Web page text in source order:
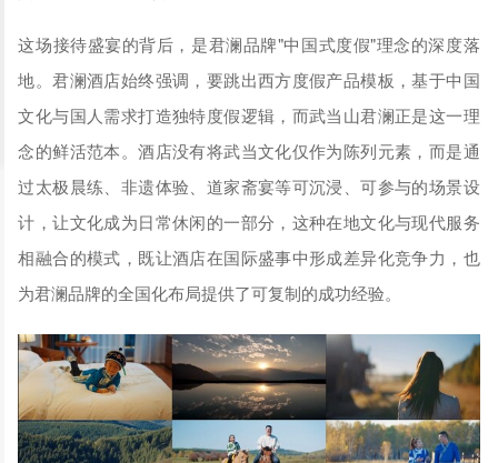
这场接待盛宴的背后，是君澜品牌"中国式度假"理念的深度落
地。君澜酒店始终强调，要跳出西方度假产品模板，基于中国
文化与国人需求打造独特度假逻辑，而武当山君澜正是这一理
念的鲜活范本。酒店没有将武当文化仅作为陈列元素，而是通
过太极晨练、非遗体验、道家斋宴等可沉浸、可参与的场景设
计，让文化成为日常休闲的一部分，这种在地文化与现代服务
相融合的模式，既让酒店在国际盛事中形成差异化竞争力，也
为君澜品牌的全国化布局提供了可复制的成功经验。